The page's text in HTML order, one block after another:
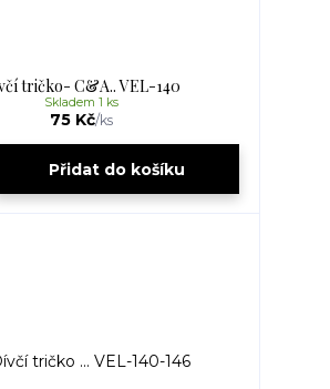
tričko- C&A.. VEL-140
75 Kč/ks
Skladem 1 ks
Přidat do košíku